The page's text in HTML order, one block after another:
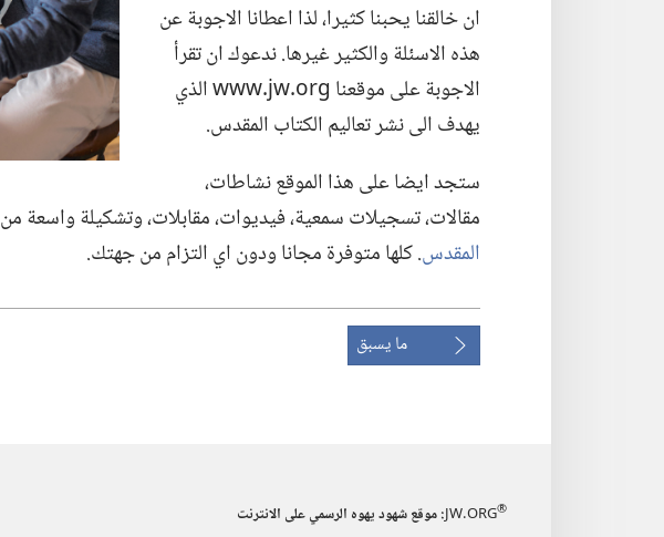
ان خالقنا يحبنا كثيرا،‏ لذا اعطانا الاجوبة عن
هذه الاسئلة والكثير غيرها.‏ ندعوك ان تقرأ
الاجوبة على موقعنا www.jw.org الذي
يهدف الى نشر تعاليم الكتاب المقدس.‏
ستجد ايضا على هذا الموقع نشاطات،‏
مقالات،‏ تسجيلات سمعية،‏ فيديوات،‏ مقابلات،‏ وتشكيلة واسعة من
المقدس‏.‏ كلها متوفرة مجانا ودون اي التزام من جهتك.‏
ما يسبق
JW.ORG® :‏ موقع شهود يهوه الرسمي على الانترنت